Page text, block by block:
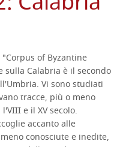
of Byzantine
Calabria è il secondo
Vi sono studiati
tracce, più o meno
e il XV secolo.
accanto alle
conosciute e inedite,